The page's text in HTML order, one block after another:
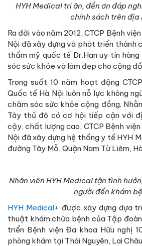
HYH Medical tri ân, đền ơn đáp
chính sách trên địa
Ra đời vào năm 2012, CTCP Bệnh
Nội đã xây dựng và phát triển thành
thẩm mỹ quốc tế Dr.Han uy tín
sóc sức khỏe và làm đẹp cho cộng
Trong suốt 10 năm hoạt động
Quốc tế Hà Nội luôn nỗ lực không
chăm sóc sức khỏe cộng đồng.
Tây thủ đô có cơ hội tiếp cận với
cậy, chất lượng cao, CTCP Bệnh
Nội đã xây dựng hệ thống y tế HYH
đường Tây Mỗ, Quận Nam Từ Liêm,
Nhân viên HYH Medical tận tình
người đến khám
HYH Medical+ được xây dựng dựa
thuật khám chữa bệnh của Tập
triển Bệnh viện Đa khoa Hữu nghị
phòng khám tại Thái Nguyên, Lai